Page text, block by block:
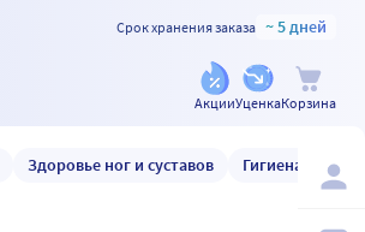
Срок хранения заказа ~ 5 дней
АкцииУценкаКорзина
Здоровье ног и суставов Гигиена и уход